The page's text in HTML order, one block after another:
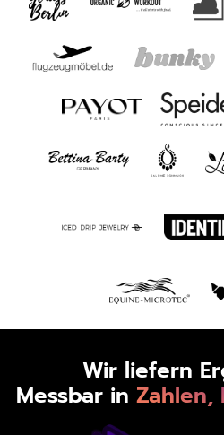
Wir liefern
Messbar in Zahlen,